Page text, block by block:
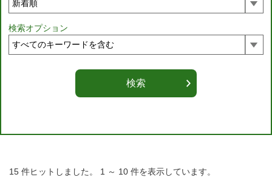
検索オプション
15 件ヒットしました。 1 ～ 10 件を表示しています。